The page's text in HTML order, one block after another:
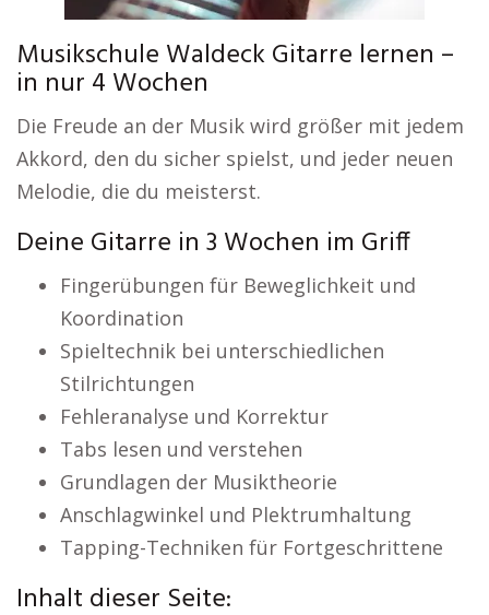
Musikschule Waldeck Gitarre lernen –
in nur 4 Wochen
Die Freude an der Musik wird größer mit jedem
Akkord, den du sicher spielst, und jeder neuen
Melodie, die du meisterst.
Deine Gitarre in 3 Wochen im Griff
Fingerübungen für Beweglichkeit und
Koordination
Spieltechnik bei unterschiedlichen
Stilrichtungen
Fehleranalyse und Korrektur
Tabs lesen und verstehen
Grundlagen der Musiktheorie
Anschlagwinkel und Plektrumhaltung
Tapping-Techniken für Fortgeschrittene
Inhalt dieser Seite: